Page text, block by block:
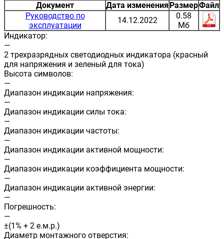
Документ Дата изменения РазмерФайл
Руководство по
эксплуатации
14.12.2022
0.58
Мб
Индикатор:
—
2 трехразрядных светодиодных индикатора (красный
для напряжения и зеленый для тока)
Высота символов:
—
Диапазон индикации напряжения:
—
Диапазон индикации силы тока:
—
Диапазон индикации частоты:
—
Диапазон индикации активной мощности:
—
Диапазон индикации коэффициента мощности:
—
Диапазон индикации активной энергии:
—
Погрешность:
—
±(1% + 2 е.м.р.)
Диаметр монтажного отверстия: